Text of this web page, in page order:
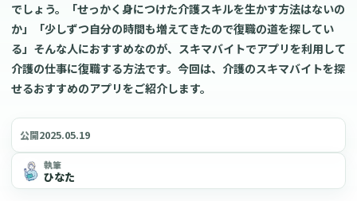
でしょう。「せっかく身につけた介護スキルを生かす方法はないの
か」「少しずつ自分の時間も増えてきたので復職の道を探してい
る」そんな人におすすめなのが、スキマバイトでアプリを利用して
介護の仕事に復職する方法です。今回は、介護のスキマバイトを探
せるおすすめのアプリをご紹介します。
公開2025.05.19
執筆
ひなた